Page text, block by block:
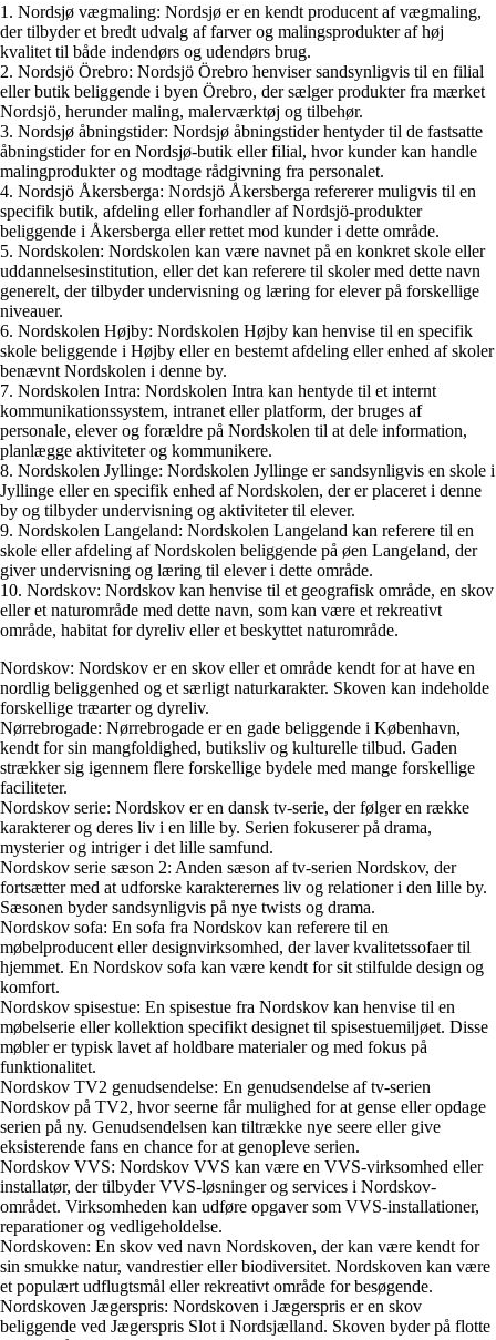
1. Nordsjø vægmaling: Nordsjø er en kendt producent af vægmaling,
der tilbyder et bredt udvalg af farver og malingsprodukter af høj
kvalitet til både indendørs og udendørs brug.
2. Nordsjö Örebro: Nordsjö Örebro henviser sandsynligvis til en filial
eller butik beliggende i byen Örebro, der sælger produkter fra mærket
Nordsjö, herunder maling, malerværktøj og tilbehør.
3. Nordsjø åbningstider: Nordsjø åbningstider hentyder til de fastsatte
åbningstider for en Nordsjø-butik eller filial, hvor kunder kan handle
malingprodukter og modtage rådgivning fra personalet.
4. Nordsjö Åkersberga: Nordsjö Åkersberga refererer muligvis til en
specifik butik, afdeling eller forhandler af Nordsjö-produkter
beliggende i Åkersberga eller rettet mod kunder i dette område.
5. Nordskolen: Nordskolen kan være navnet på en konkret skole eller
uddannelsesinstitution, eller det kan referere til skoler med dette navn
generelt, der tilbyder undervisning og læring for elever på forskellige
niveauer.
6. Nordskolen Højby: Nordskolen Højby kan henvise til en specifik
skole beliggende i Højby eller en bestemt afdeling eller enhed af skoler
benævnt Nordskolen i denne by.
7. Nordskolen Intra: Nordskolen Intra kan hentyde til et internt
kommunikationssystem, intranet eller platform, der bruges af
personale, elever og forældre på Nordskolen til at dele information,
planlægge aktiviteter og kommunikere.
8. Nordskolen Jyllinge: Nordskolen Jyllinge er sandsynligvis en skole i
Jyllinge eller en specifik enhed af Nordskolen, der er placeret i denne
by og tilbyder undervisning og aktiviteter til elever.
9. Nordskolen Langeland: Nordskolen Langeland kan referere til en
skole eller afdeling af Nordskolen beliggende på øen Langeland, der
giver undervisning og læring til elever i dette område.
10. Nordskov: Nordskov kan henvise til et geografisk område, en skov
eller et naturområde med dette navn, som kan være et rekreativt
område, habitat for dyreliv eller et beskyttet naturområde.
Nordskov: Nordskov er en skov eller et område kendt for at have en
nordlig beliggenhed og et særligt naturkarakter. Skoven kan indeholde
forskellige træarter og dyreliv.
Nørrebrogade: Nørrebrogade er en gade beliggende i København,
kendt for sin mangfoldighed, butiksliv og kulturelle tilbud. Gaden
strækker sig igennem flere forskellige bydele med mange forskellige
faciliteter.
Nordskov serie: Nordskov er en dansk tv-serie, der følger en række
karakterer og deres liv i en lille by. Serien fokuserer på drama,
mysterier og intriger i det lille samfund.
Nordskov serie sæson 2: Anden sæson af tv-serien Nordskov, der
fortsætter med at udforske karakterernes liv og relationer i den lille by.
Sæsonen byder sandsynligvis på nye twists og drama.
Nordskov sofa: En sofa fra Nordskov kan referere til en
møbelproducent eller designvirksomhed, der laver kvalitetssofaer til
hjemmet. En Nordskov sofa kan være kendt for sit stilfulde design og
komfort.
Nordskov spisestue: En spisestue fra Nordskov kan henvise til en
møbelserie eller kollektion specifikt designet til spisestuemiljøet. Disse
møbler er typisk lavet af holdbare materialer og med fokus på
funktionalitet.
Nordskov TV2 genudsendelse: En genudsendelse af tv-serien
Nordskov på TV2, hvor seerne får mulighed for at gense eller opdage
serien på ny. Genudsendelsen kan tiltrække nye seere eller give
eksisterende fans en chance for at genopleve serien.
Nordskov VVS: Nordskov VVS kan være en VVS-virksomhed eller
installatør, der tilbyder VVS-løsninger og services i Nordskov-
området. Virksomheden kan udføre opgaver som VVS-installationer,
reparationer og vedligeholdelse.
Nordskoven: En skov ved navn Nordskoven, der kan være kendt for
sin smukke natur, vandrestier eller biodiversitet. Nordskoven kan være
et populært udflugtsmål eller rekreativt område for besøgende.
Nordskoven Jægerspris: Nordskoven i Jægerspris er en skov
beliggende ved Jægerspris Slot i Nordsjælland. Skoven byder på flotte